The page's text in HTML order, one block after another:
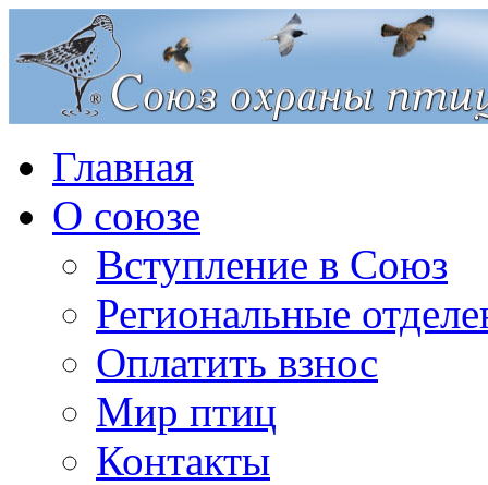
Главная
О союзе
Вступление в Союз
Региональные
Оплатить взнос
Мир птиц
Контакты